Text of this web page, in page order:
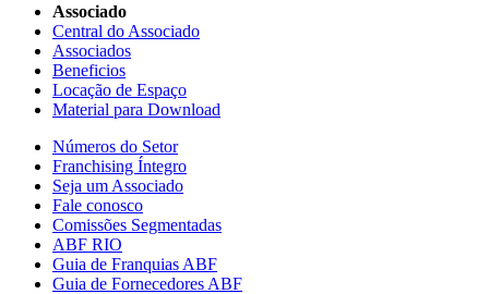
Associado
Central do Associado
Associados
Beneficios
Locação de Espaço
Material para Download
Números do Setor
Franchising Íntegro
Seja um Associado
Fale conosco
Comissões Segmentadas
ABF RIO
Guia de Franquias ABF
Guia de Fornecedores ABF